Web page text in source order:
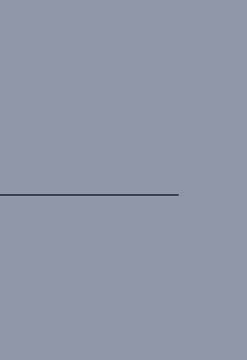
manière dont vos informations sont manipulées.